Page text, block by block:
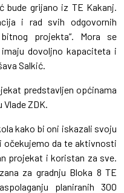
bude grijano iz TE Kakanj.
i rad svih odgovornih
projekta“. Mora se
dovoljno kapaciteta i
Salkić.
predstavljen općinama
ZDK.
kako bi oni iskazali svoju
da te aktivnosti
projekat i koristan za sve.
za gradnju Bloka 8 TE
planiranih 300